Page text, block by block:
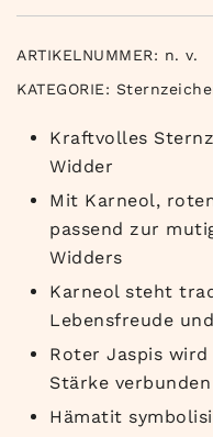
ARTIKELNUMMER: n. v.
KATEGORIE:
Kraftvolles
Widder
Mit Karneol,
passend zur
Widders
Karneol steht
Lebensfreude
Roter Jaspis
Stärke verbunden
Hämatit